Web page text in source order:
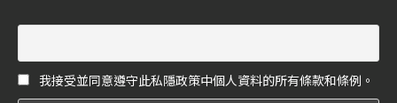
我接受並同意遵守此私隱政策中個人資料的所有條款和條例。